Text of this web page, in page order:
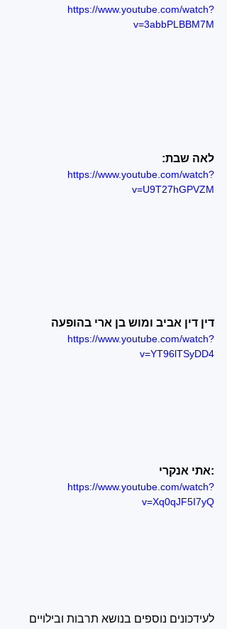
https://www.youtube.com/watch?
v=3abbPLBBM7M
לאה שבת:
https://www.youtube.com/watch?
v=U9T27hGPVZM
דין דין אביב ומוש בן ארי בהופעה
https://www.youtube.com/watch?
v=YT96lTSyDD4
:אתי אנקרי
https://www.youtube.com/watch?
v=Xq0qJF5I7yQ
לעידכונים נוספים בנושא תרבות ובילויים